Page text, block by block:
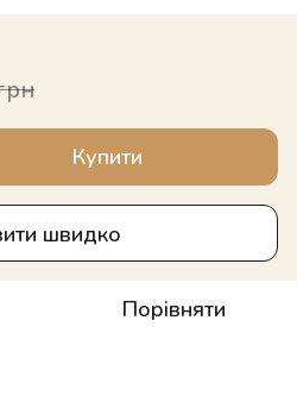
Купити
швидко
Порівняти